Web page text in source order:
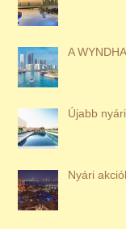
A
Újabb
Nyári